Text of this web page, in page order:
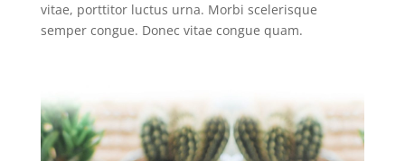
vitae, porttitor luctus urna. Morbi scelerisque
semper congue. Donec vitae congue quam.